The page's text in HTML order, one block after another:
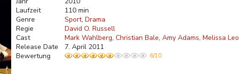
Laufzeit
110 min
Genre
Sport Drama
Regie
David O. Russell
Cast
Mark Wahlberg Christian Bale Amy Adams Melissa Leo
Release Date
7. April 2011
Bewertung
6/10